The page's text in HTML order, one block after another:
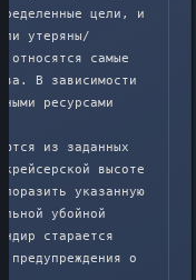
цели, и
утеряны/
относятся самые
В зависимости
ресурсами
из заданных
высоте
указанную
убойной
старается
предупреждения о